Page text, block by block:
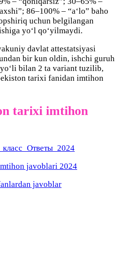
86–100% – “aʻlo” baho
uchun belgilangan
yoʻl qoʻyilmaydi.
davlat attestatsiyasi
bir kun oldin, ishchi guruh
bilan 2 ta variant tuzilib,
tarixi fanidan imtihon
tarixi imtihon
javoblari 2024
javoblar